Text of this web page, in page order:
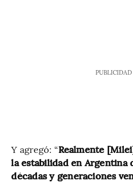
PUBLICIDAD
Y agregó: “Realmente
la estabilidad en Argentina
décadas y generaciones